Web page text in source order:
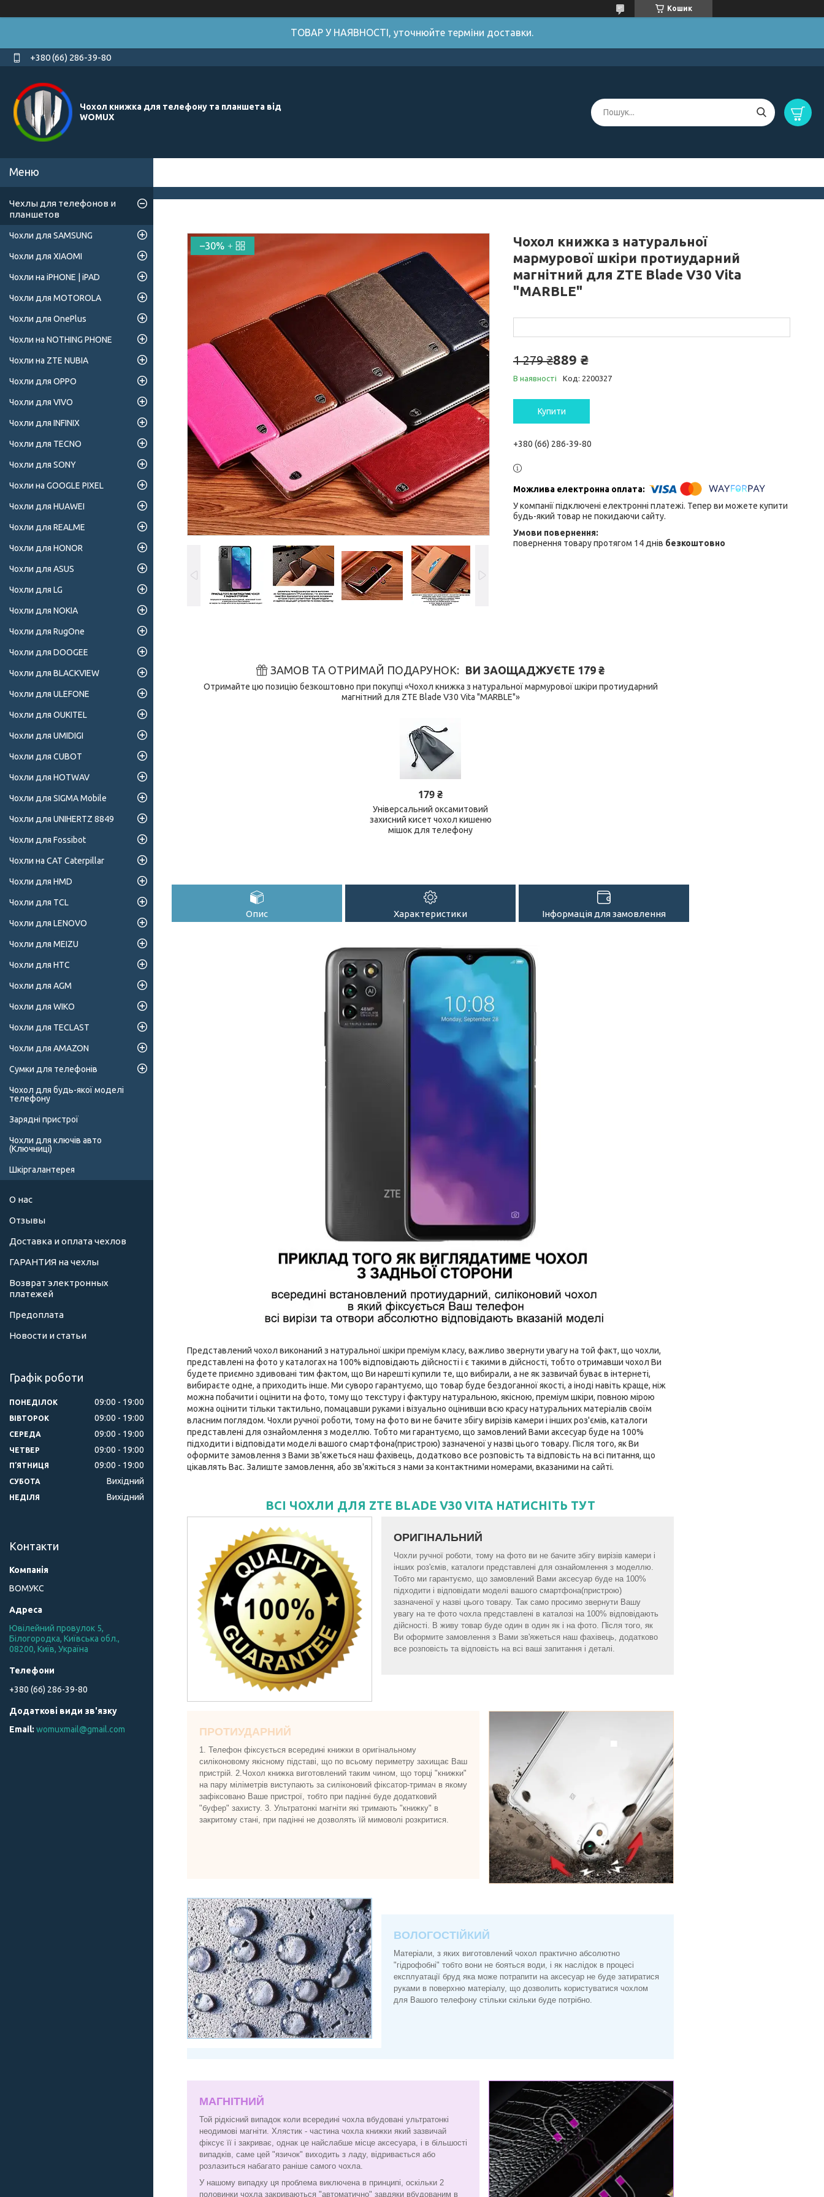
Кошик
ТОВАР У НАЯВНОСТІ, уточнюйте терміни доставки.
+380 (66) 286-39-80
Чохол книжка для телефону та планшета від
WOMUX
–30%
Чохол книжка з натуральної
мармурової шкіри протиударний
магнітний для ZTE Blade V30 Vita
"MARBLE"
1 279 ₴889 ₴
В наявності Код: 2200327
Купити
+380 (66) 286-39-80
У компанії підключені електронні платежі. Тепер ви можете купити
будь-який товар не покидаючи сайту.
повернення товару протягом 14 днів безкоштовно
ЗАМОВ ТА ОТРИМАЙ ПОДАРУНОК ВИ ЗАОЩАДЖУЄТЕ 179 ₴
Отримайте цю позицію безкоштовно при покупці «Чохол книжка з натуральної мармурової шкіри протиударний
магнітний для ZTE Blade V30 Vita "MARBLE"»
179 ₴
Універсальний оксамитовий
захисний кисет чохол кишеню
мішок для телефону
Опис Характеристики Інформація для замовлення
Представлений чохол виконаний з натуральної шкіри преміум класу, важливо звернути увагу на той факт, що чохли,
представлені на фото у каталогах на 100% відповідають дійсності і є такими в дійсності, тобто отримавши чохол Ви
будете приємно здивовані тим фактом, що Ви нарешті купили те, що вибирали, а не як зазвичай буває в інтернеті,
вибираєте одне, а приходить інше. Ми суворо гарантуємо, що товар буде бездоганної якості, а іноді навіть краще, ніж
можна побачити і оцінити на фото, тому що текстуру і фактуру натуральною, якісною, преміум шкіри, повною мірою
можна оцінити тільки тактильно, помацавши руками і візуально оцінивши всю красу натуральних матеріалів своїм
власним поглядом. Чохли ручної роботи, тому на фото ви не бачите збігу вирізів камери і інших роз'ємів, каталоги
представлені для ознайомлення з моделлю. Тобто ми гарантуємо, що замовлений Вами аксесуар буде на 100%
підходити і відповідати моделі вашого смартфона(пристрою) зазначеної у назві цього товару. Після того, як Ви
оформите замовлення з Вами зв'яжеться наш фахівець, додатково все розповість та відповість на всі питання, що
цікавлять Вас. Залиште замовлення, або зв'яжіться з нами за контактними номерами, вказаними на сайті.
ВСІ ЧОХЛИ ДЛЯ ZTE BLADE V30 VITA НАТИСНІТЬ ТУТ
ОРИГІНАЛЬНИЙ
Чохли ручної роботи, тому на фото ви не бачите збігу вирізів камери і
інших роз'ємів, каталоги представлені для ознайомлення з моделлю.
Тобто ми гарантуємо, що замовлений Вами аксесуар буде на 100%
підходити і відповідати моделі вашого смартфона(пристрою)
зазначеної у назві цього товару. Так само просимо звернути Вашу
увагу на те фото чохла представлені в каталозі на 100% відповідають
дійсності. В живу товар буде один в один як і на фото. Після того, як
Ви оформите замовлення з Вами зв'яжеться наш фахівець, додатково
все розповість та відповість на всі ваші запитання і деталі.
ПРОТИУДАРНИЙ
1. Телефон фіксується всередині книжки в оригінальному
силіконовому якісному підставі, що по всьому периметру захищає Ваш
пристрій. 2.Чохол книжка виготовлений таким чином, що торці "книжки"
на пару міліметрів виступають за силіконовий фіксатор-тримач в якому
зафіксовано Ваше пристрої, тобто при падінні буде додатковий
"буфер" захисту. 3. Ультратонкі магніти які тримають "книжку" в
закритому стані, при падінні не дозволять їй мимоволі розкритися.
ВОЛОГОСТІЙКИЙ
Матеріали, з яких виготовлений чохол практично абсолютно
"гідрофобні" тобто вони не бояться води, і як наслідок в процесі
експлуатації бруд яка може потрапити на аксесуар не буде затиратися
руками в поверхню матеріалу, що дозволить користуватися чохлом
для Вашого телефону стільки скільки буде потрібно.
МАГНІТНИЙ
Той рідкісний випадок коли всередині чохла вбудовані ультратонкі
неодимові магніти. Хлястик - частина чохла книжки який зазвичай
фіксує її і закриває, однак це найслабше місце аксесуара, і в більшості
випадків, саме цей "язичок" виходить з ладу, відривається або
розлазиться набагато раніше самого чохла.
У нашому випадку ця проблема виключена в принципі, оскільки 2
половинки чохла закриваються "автоматично" завдяки вбудованим в
Чехлы для телефонов и
планшетов
Чохли для SAMSUNG
Чохли для XIAOMI
Чохли на iPHONE | iPAD
Чохли для MOTOROLA
Чохли для OnePlus
Чохли на NOTHING PHONE
Чохли на ZTE NUBIA
Чохли для OPPO
Чохли для VIVO
Чохли для INFINIX
Чохли для TECNO
Чохли для SONY
Чохли на GOOGLE PIXEL
Чохли для HUAWEI
Чохли для REALME
Чохли для HONOR
Чохли для ASUS
Чохли для LG
Чохли для NOKIA
Чохли для RugOne
Чохли для DOOGEE
Чохли для BLACKVIEW
Чохли для ULEFONE
Чохли для OUKITEL
Чохли для UMIDIGI
Чохли для CUBOT
Чохли для HOTWAV
Чохли для SIGMA Mobile
Чохли для UNIHERTZ 8849
Чохли для Fossibot
Чохли на CAT Caterpillar
Чохли для HMD
Чохли для TCL
Чохли для LENOVO
Чохли для MEIZU
Чохли для HTC
Чохли для AGM
Чохли для WIKO
Чохли для TECLAST
Чохли для AMAZON
Сумки для телефонів
Чохол для будь-якої моделі
телефону
Зарядні пристрої
Чохли для ключів авто
(Ключниці)
Шкіргалантерея
О нас
Отзывы
Доставка и оплата чехлов
ГАРАНТИЯ на чехлы
Возврат электронных
платежей
Предоплата
Новости и статьи
Графік роботи
ПОНЕДІЛОК 09:00 19:00
ВІВТОРОК 09:00 19:00
СЕРЕДА 09:00 19:00
ЧЕТВЕР 09:00 19:00
ПʼЯТНИЦЯ 09:00 19:00
СУБОТА Вихідний
НЕДІЛЯ Вихідний
Контакти
ВОМУКС
Ювілейний провулок 5,
Білогородка, Київська обл.,
08200, Київ, Україна
+380 (66) 286-39-80
womuxmail@gmail.com